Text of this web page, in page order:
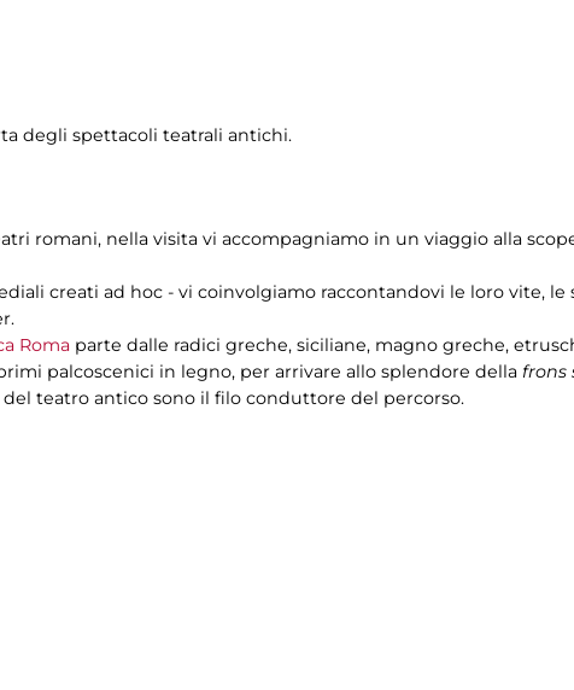
degli spettacoli teatrali antichi.
romani, nella visita vi accompagniamo in un viaggio alla
creati ad hoc - vi coinvolgiamo raccontandovi le loro vite, le
Roma parte dalle radici greche, siciliane, magno greche,
palcoscenici in legno, per arrivare allo splendore della frons
teatro antico sono il filo conduttore del percorso.